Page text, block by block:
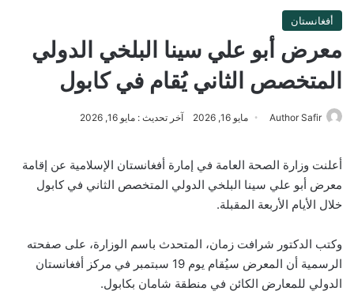
أفغانستان
معرض أبو علي سينا ​​البلخي الدولي
المتخصص الثاني يُقام في كابول
Author Safir مايو 16, 2026 آخر تحديث : مايو 16, 2026
أعلنت وزارة الصحة العامة في إمارة أفغانستان الإسلامية عن إقامة
معرض أبو علي سينا ​​البلخي الدولي المتخصص الثاني في كابول
خلال الأيام الأربعة المقبلة.
وكتب الدكتور شرافت زمان، المتحدث باسم الوزارة، على صفحته
الرسمية أن المعرض سيُقام يوم 19 سبتمبر في مركز أفغانستان
الدولي للمعارض الكائن في منطقة شامان بكابول.